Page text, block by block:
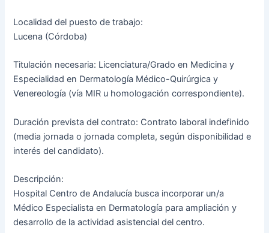
Localidad del puesto de trabajo:
Lucena (Córdoba)
Titulación necesaria: Licenciatura/Grado en Medicina y
Especialidad en Dermatología Médico-Quirúrgica y
Venereología (vía MIR u homologación correspondiente).
Duración prevista del contrato: Contrato laboral indefinido
(media jornada o jornada completa, según disponibilidad e
interés del candidato).
Descripción:
Hospital Centro de Andalucía busca incorporar un/a
Médico Especialista en Dermatología para ampliación y
desarrollo de la actividad asistencial del centro.